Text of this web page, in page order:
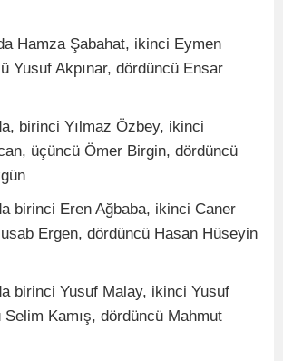
Hamza Şabahat, ikinci Eymen
Yusuf Akpınar, dördüncü Ensar
birinci Yılmaz Özbey, ikinci
üçüncü Ömer Birgin, dördüncü
birinci Eren Ağbaba, ikinci Caner
Ergen, dördüncü Hasan Hüseyin
birinci Yusuf Malay, ikinci Yusuf
Kamış, dördüncü Mahmut